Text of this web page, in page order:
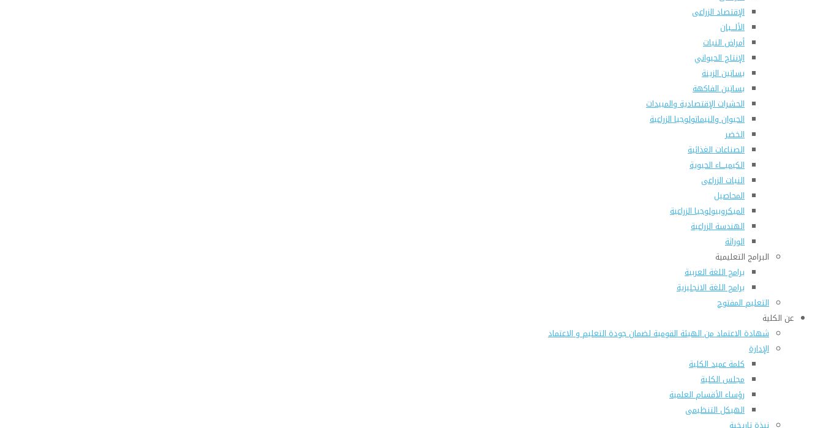
الإقتصاد الزراعى
الألـــبان
أمراض النبات
الإنتاج الحيواني
بساتين الزينة
بساتين الفاكهة
الحشرات الإقتصادية والمبيدات
الحيوان والنيماتولوجيا الزراعية
الخضر
الصناعات الغذائية
الكيميـــاء الحيوية
النبات الزراعى
المحاصيل
الميكروبيولوجيا الزراعية
الهندسة الزراعية
الوراثة
البرامج التعليمية
برامج اللغة العربية
برامج اللغة الانجليزية
التعليم المفتوح
عن الكلية
شهادة الاعتماد من الهيئة القومية لضمان جودة التعليم و الاعتماد
الإدارة
كلمة عميد الكلية
مجلس الكلية
رؤساء الأقسام العلمية
الهيكل التنظيمى